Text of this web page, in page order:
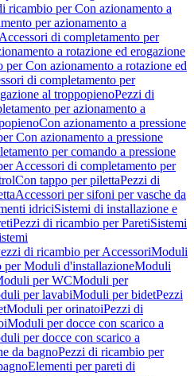
ricambio per Con azionamento a
per azionamento a
di completamento per
a rotazione ed erogazione
per Con azionamento a rotazione ed
di completamento per
al troppopienoPezzi di
per azionamento a
Con azionamento a pressione
Con azionamento a pressione
per comando a pressione
Accessori di completamento per
Con tappo per pilettaPezzi di
Accessori per sifoni per vasche da
idriciSistemi di installazione e
Pezzi di ricambio per ParetiSistemi
di ricambio per AccessoriModuli
per Moduli d'installazioneModuli
per WCModuli per
per lavabiModuli per bidetPezzi
Moduli per orinatoiPezzi di
Moduli per docce con scarico a
per docce con scarico a
da bagnoPezzi di ricambio per
Elementi per pareti di